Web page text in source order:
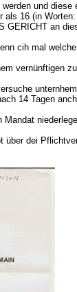
und
als 16 (in
GERICHT an
cih mal
vernünftigen
14 Tagen
Mandat
über dei